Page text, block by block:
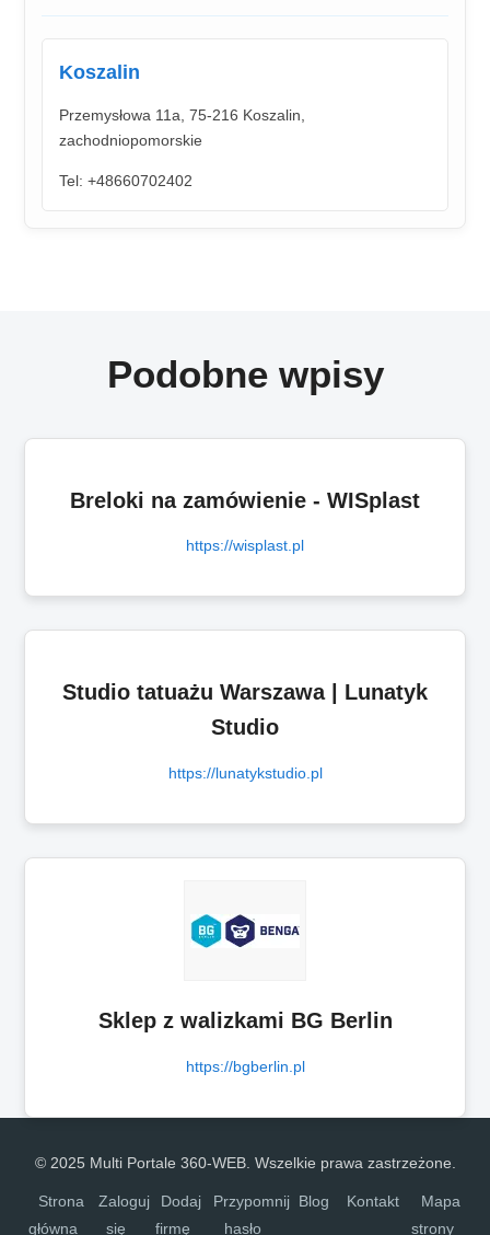
Koszalin
Przemysłowa 11a, 75-216 Koszalin,
zachodniopomorskie
Tel: +48660702402
Podobne wpisy
Breloki na zamówienie - WISplast
https://wisplast.pl
Studio tatuażu Warszawa | Lunatyk
Studio
https://lunatykstudio.pl
Sklep z walizkami BG Berlin
https://bgberlin.pl
© 2025 Multi Portale 360-WEB. Wszelkie prawa zastrzeżone.
Strona
główna
Zaloguj
się
Dodaj
firmę
Przypomnij
hasło
Blog Kontakt
Mapa
strony